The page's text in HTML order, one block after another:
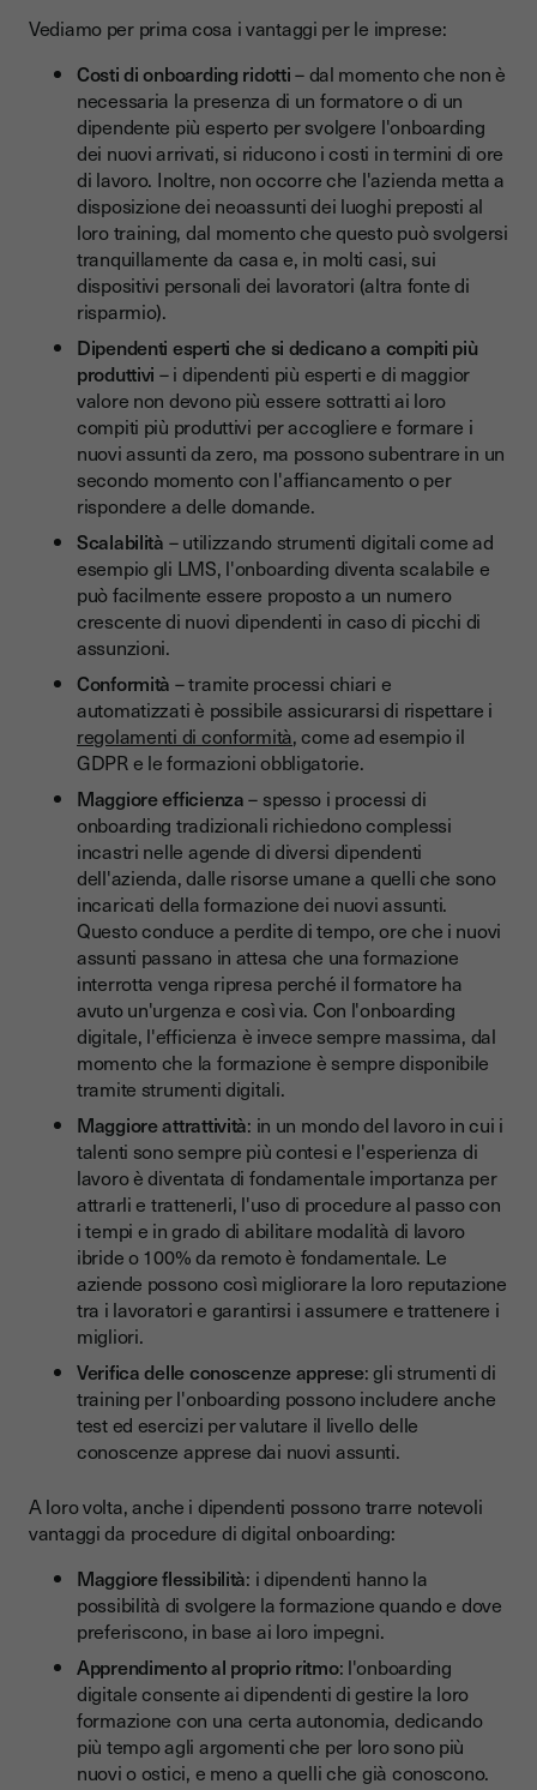
Vediamo per prima cosa i vantaggi per le imprese:
Costi di onboarding ridotti– dal momento che non è
necessaria la presenza di un formatore o di un
dipendente più esperto per svolgere l'onboarding
dei nuovi arrivati, si riducono i costi in termini di ore
di lavoro. Inoltre, non occorre che l'azienda metta a
disposizione dei neoassunti dei luoghi preposti al
loro training, dal momento che questo può svolgersi
tranquillamente da casa e, in molti casi, sui
dispositivi personali dei lavoratori (altra fonte di
risparmio).
Dipendenti esperti che si dedicano a compiti più
produttivi – i dipendenti più esperti e di maggior
valore non devono più essere sottratti ai loro
compiti più produttivi per accogliere e formare i
nuovi assunti da zero, ma possono subentrare in un
secondo momento con l'affiancamento o per
rispondere a delle domande.
Scalabilità – utilizzando strumenti digitali come ad
esempio gli LMS, l'onboarding diventa scalabile e
può facilmente essere proposto a un numero
crescente di nuovi dipendenti in caso di picchi di
assunzioni.
Conformità – tramite processi chiari e
automatizzati è possibile assicurarsi di rispettare i
regolamenti di conformità, come ad esempio il
GDPR e le formazioni obbligatorie.
Maggiore efficienza– spesso i processi di
onboarding tradizionali richiedono complessi
incastri nelle agende di diversi dipendenti
dell'azienda, dalle risorse umane a quelli che sono
incaricati della formazione dei nuovi assunti.
Questo conduce a perdite di tempo, ore che i nuovi
assunti passano in attesa che una formazione
interrotta venga ripresa perché il formatore ha
avuto un'urgenza e così via. Con l'onboarding
digitale, l'efficienza è invece sempre massima, dal
momento che la formazione è sempre disponibile
tramite strumenti digitali.
Maggiore attrattività: in un mondo del lavoro in cui i
talenti sono sempre più contesi e l'esperienza di
lavoro è diventata di fondamentale importanza per
attrarli e trattenerli, l'uso di procedure al passo con
i tempi e in grado di abilitare modalità di lavoro
ibride o 100% da remoto è fondamentale. Le
aziende possono così migliorare la loro reputazione
tra i lavoratori e garantirsi i assumere e trattenere i
migliori.
Verifica delle conoscenze apprese: gli strumenti di
training per l'onboarding possono includere anche
test ed esercizi per valutare il livello delle
conoscenze apprese dai nuovi assunti.
A loro volta, anche i dipendenti possono trarre notevoli
vantaggi da procedure di digital onboarding:
Maggiore flessibilità: i dipendenti hanno la
possibilità di svolgere la formazione quando e dove
preferiscono, in base ai loro impegni.
Apprendimento al proprio ritmo: l'onboarding
digitale consente ai dipendenti di gestire la loro
formazione con una certa autonomia, dedicando
più tempo agli argomenti che per loro sono più
nuovi o ostici, e meno a quelli che già conoscono.